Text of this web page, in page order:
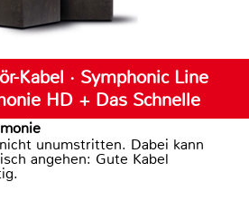
Kabel · Symphonic Line
HD + Das Schnelle
unumstritten. Dabei kann
angehen: Gute Kabel